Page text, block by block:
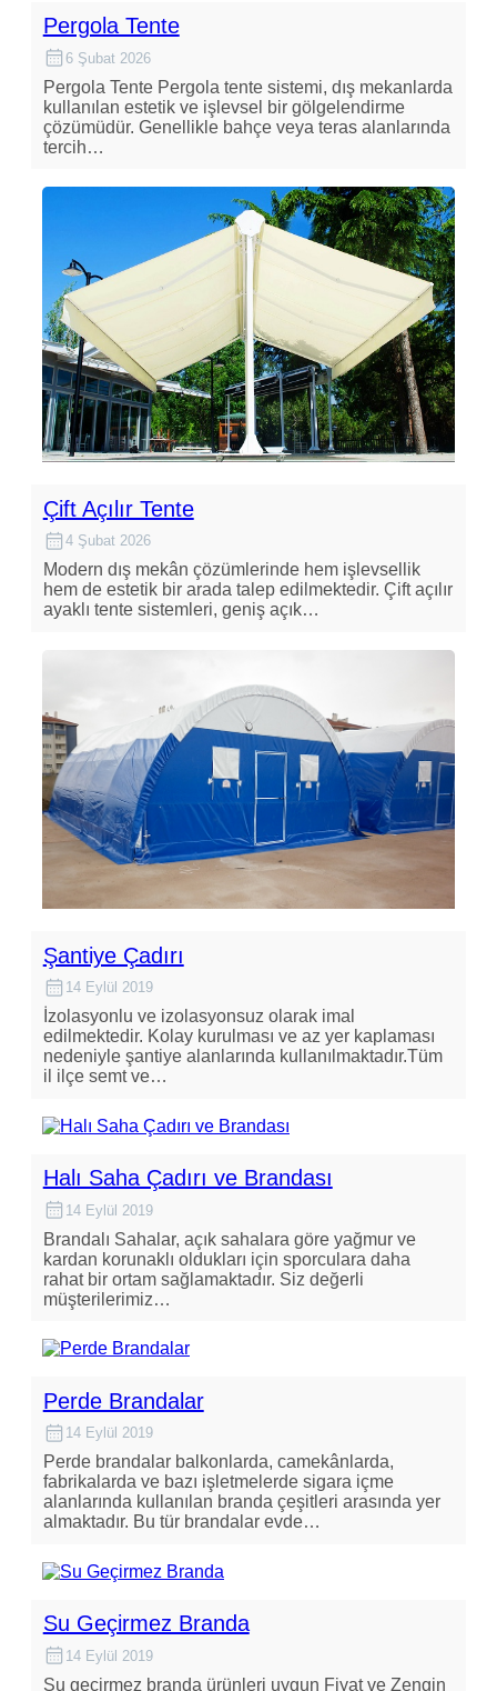
Pergola Tente
6 Şubat 2026
Pergola Tente Pergola tente sistemi, dış mekanlarda
kullanılan estetik ve işlevsel bir gölgelendirme
çözümüdür. Genellikle bahçe veya teras alanlarında
tercih…
Çift Açılır Tente
4 Şubat 2026
Modern dış mekân çözümlerinde hem işlevsellik
hem de estetik bir arada talep edilmektedir. Çift açılır
ayaklı tente sistemleri, geniş açık…
Şantiye Çadırı
14 Eylül 2019
İzolasyonlu ve izolasyonsuz olarak imal
edilmektedir. Kolay kurulması ve az yer kaplaması
nedeniyle şantiye alanlarında kullanılmaktadır.Tüm
il ilçe semt ve…
Halı Saha Çadırı ve Brandası
14 Eylül 2019
Brandalı Sahalar, açık sahalara göre yağmur ve
kardan korunaklı oldukları için sporculara daha
rahat bir ortam sağlamaktadır. Siz değerli
müşterilerimiz…
Perde Brandalar
14 Eylül 2019
Perde brandalar balkonlarda, camekânlarda,
fabrikalarda ve bazı işletmelerde sigara içme
alanlarında kullanılan branda çeşitleri arasında yer
almaktadır. Bu tür brandalar evde…
Su Geçirmez Branda
14 Eylül 2019
Su geçirmez branda ürünleri uygun Fiyat ve Zengin